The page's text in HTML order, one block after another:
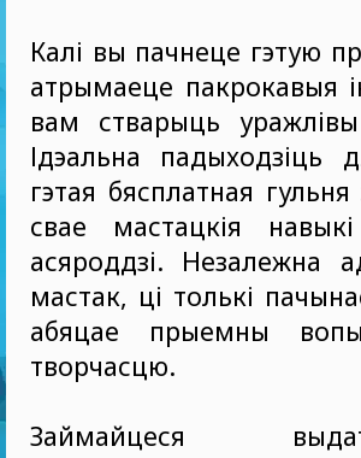
Калі вы пачнеце гэтую
атрымаеце пакрокавыя
вам стварыць
Ідэальна падыходзіць
гэтая бясплатная
свае мастацкія
асяроддзі. Незалежна
мастак, ці толькі
абяцае прыемны
творчасцю.
Займайцеся